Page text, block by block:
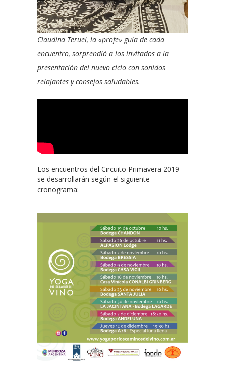
Claudina Teruel, la «profe» guía de cada
encuentro, sorprendió a los invitados a la
presentación del nuevo ciclo con sonidos
relajantes y consejos saludables.
Los encuentros del Circuito Primavera 2019
se desarrollarán según el siguiente
cronograma: